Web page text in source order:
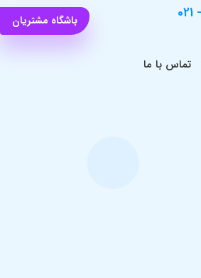
باشگاه مشتریان
تماس با ما